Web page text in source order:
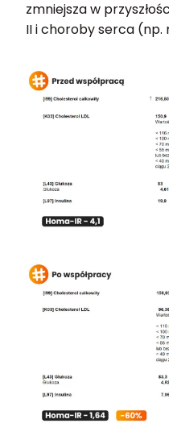
zmniejsza w
II i choroby serca (np.